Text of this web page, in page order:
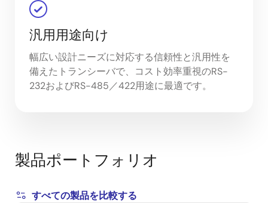
汎用用途向け
幅広い設計ニーズに対応する信頼性と汎用性を
備えたトランシーバで、コスト効率重視のRS-
232およびRS-485／422用途に最適です。
製品ポートフォリオ
すべての製品を比較する